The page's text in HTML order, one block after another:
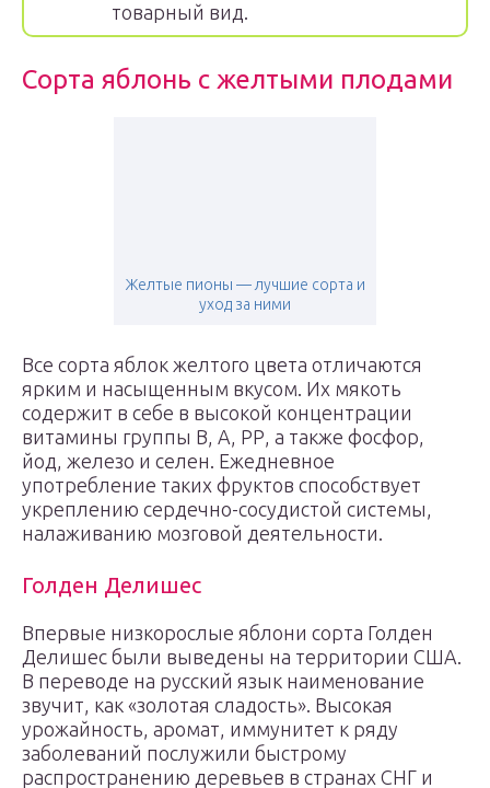
товарный вид.
Сорта яблонь с желтыми плодами
Желтые пионы — лучшие сорта и
уход за ними
Все сорта яблок желтого цвета отличаются
ярким и насыщенным вкусом. Их мякоть
содержит в себе в высокой концентрации
витамины группы В, А, РР, а также фосфор,
йод, железо и селен. Ежедневное
употребление таких фруктов способствует
укреплению сердечно-сосудистой системы,
налаживанию мозговой деятельности.
Голден Делишес
Впервые низкорослые яблони сорта Голден
Делишес были выведены на территории США.
В переводе на русский язык наименование
звучит, как «золотая сладость». Высокая
урожайность, аромат, иммунитет к ряду
заболеваний послужили быстрому
распространению деревьев в странах СНГ и